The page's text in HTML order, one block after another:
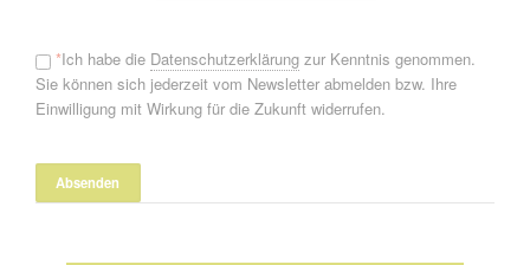
*Ich habe die Datenschutzerklärungzur Kenntnis genommen.
Sie können sich jederzeit vom Newsletter abmelden bzw. Ihre
Einwilligung mit Wirkung für die Zukunft widerrufen.